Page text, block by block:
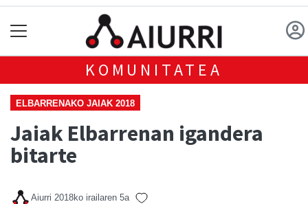
KOMUNITATEA
ELBARRENAKO JAIAK 2018
Jaiak Elbarrenan igandera
bitarte
Aiurri 2018ko irailaren 5a